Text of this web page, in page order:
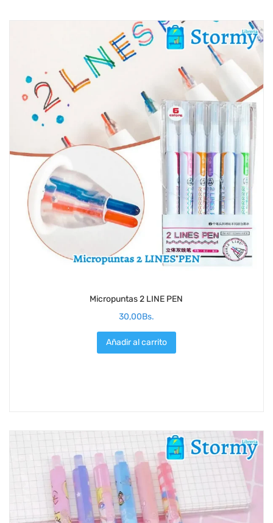
Micropuntas 2 LINE PEN
30,00Bs.
Añadir al carrito